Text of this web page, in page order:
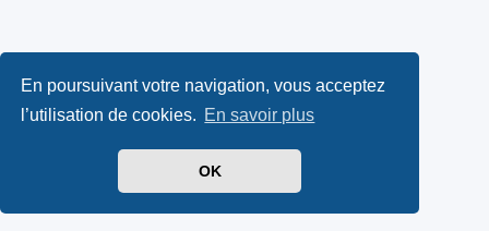
En poursuivant votre navigation, vous acceptez
l’utilisation de cookies. En savoir plus
OK